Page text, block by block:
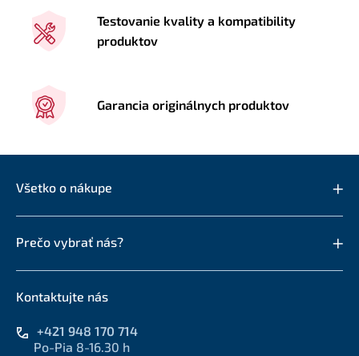
Testovanie kvality a kompatibility
produktov
Garancia originálnych produktov
Všetko o nákupe
Prečo vybrať nás?
Kontaktujte nás
+421 948 170 714
Po-Pia 8-16.30 h